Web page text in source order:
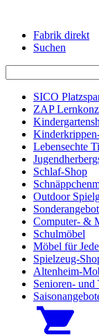
Fabrik direkt
Suchen
SICO
ZAP
Lebensechte
Schlaf-Shop
Outdoor
Computer- &
Schulmöbel
Möbel für
Spielzeug-
Altenheim-
Senioren- und